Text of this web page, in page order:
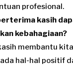
profesional.
kasih
kebahagiaan?
membantu
hal-hal positif